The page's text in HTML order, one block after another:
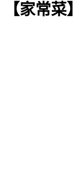
【家常